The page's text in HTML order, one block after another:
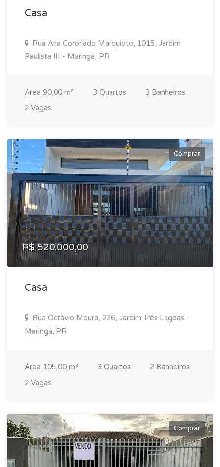
Casa
Rua Ana Coronado Marquioto, 1015, Jardim
Paulista III - Maringá, PR
Área 90,00 m² 3 Quartos
3 Banheiros
2 Vagas
Comprar
R$ 520.000,00
Casa
Rua Octávio Moura, 236, Jardim Três Lagoas -
Maringá, PR
Área 105,00 m² 3 Quartos
2 Banheiros
2 Vagas
Comprar